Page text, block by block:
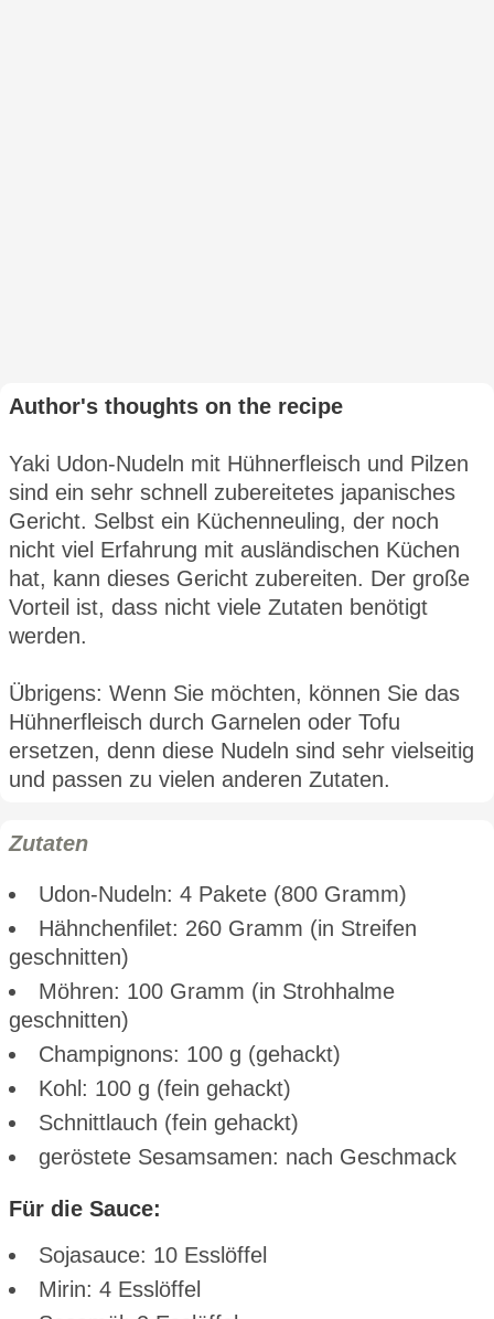
Author's thoughts on the recipe
Yaki Udon-Nudeln mit Hühnerfleisch und Pilzen
sind ein sehr schnell zubereitetes japanisches
Gericht. Selbst ein Küchenneuling, der noch
nicht viel Erfahrung mit ausländischen Küchen
hat, kann dieses Gericht zubereiten. Der große
Vorteil ist, dass nicht viele Zutaten benötigt
werden.
Übrigens: Wenn Sie möchten, können Sie das
Hühnerfleisch durch Garnelen oder Tofu
ersetzen, denn diese Nudeln sind sehr vielseitig
und passen zu vielen anderen Zutaten.
Zutaten
Udon-Nudeln: 4 Pakete (800 Gramm)
Hähnchenfilet: 260 Gramm (in Streifen
geschnitten)
Möhren: 100 Gramm (in Strohhalme
geschnitten)
Champignons: 100 g (gehackt)
Kohl: 100 g (fein gehackt)
Schnittlauch (fein gehackt)
geröstete Sesamsamen: nach Geschmack
Für die Sauce:
Sojasauce: 10 Esslöffel
Mirin: 4 Esslöffel